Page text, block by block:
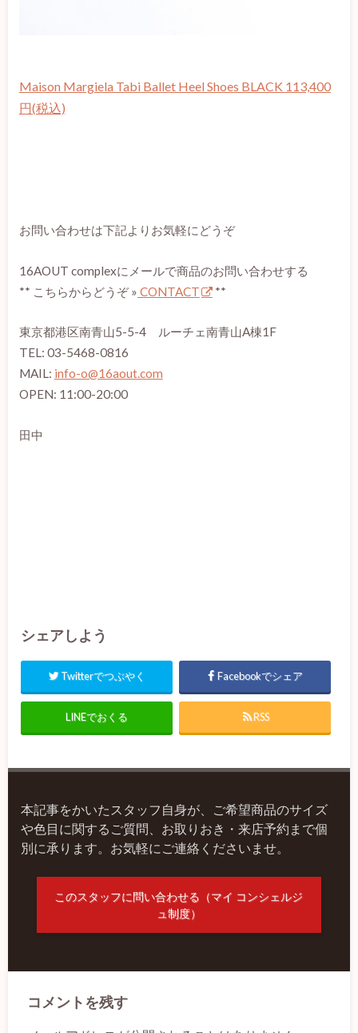
Maison Margiela Tabi Ballet Heel Shoes BLACK 113,400
円(税込)
お問い合わせは下記よりお気軽にどうぞ
16AOUT complexにメールで商品のお問い合わせする
** こちらからどうぞ » CONTACT **
東京都港区南青山5-5-4 ルーチェ南青山A棟1F
TEL: 03-5468-0816
MAIL: info-o@16aout.com
OPEN: 11:00-20:00
田中
シェアしよう
Twitterでつぶやく Facebookでシェア
LINEでおくる RSS
本記事をかいたスタッフ自身が、ご希望商品のサイズ
や色目に関するご質問、お取りおき・来店予約まで個
別に承ります。お気軽にご連絡くださいませ。
このスタッフに問い合わせる（マイ コンシェルジ
ュ制度）
コメントを残す